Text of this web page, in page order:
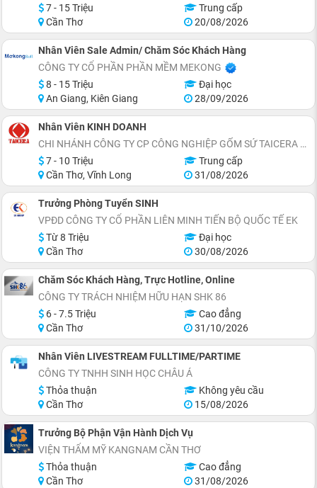
7 - 15 Triệu
Trung cấp
Cần Thơ
20/08/2026
Nhân Viên Sale Admin/ Chăm Sóc Khách Hàng
CÔNG TY CỔ PHẦN PHẦN MỀM MEKONG
8 - 15 Triệu
Đại học
An Giang, Kiên Giang
28/09/2026
Nhân Viên KINH DOANH
CHI NHÁNH CÔNG TY CP CÔNG NGHIỆP GỐM SỨ TAICERA TẠI CẦN THƠ
7 - 10 Triệu
Trung cấp
Cần Thơ, Vĩnh Long
31/08/2026
Trưởng Phòng Tuyển SINH
VPĐD CÔNG TY CỔ PHẦN LIÊN MINH TIẾN BỘ QUỐC TẾ EK
Từ 8 Triệu
Đại học
Cần Thơ
30/08/2026
Chăm Sóc Khách Hàng, Trực Hotline, Online
CÔNG TY TRÁCH NHIỆM HỮU HẠN SHK 86
6 - 7.5 Triệu
Cao đẳng
Cần Thơ
31/10/2026
Nhân Viên LIVESTREAM FULLTIME/PARTIME
CÔNG TY TNHH SINH HỌC CHÂU Á
Thỏa thuận
Không yêu cầu
Cần Thơ
15/08/2026
Trưởng Bộ Phận Vận Hành Dịch Vụ
VIỆN THẨM MỸ KANGNAM CẦN THƠ
Thỏa thuận
Cao đẳng
Cần Thơ
31/08/2026